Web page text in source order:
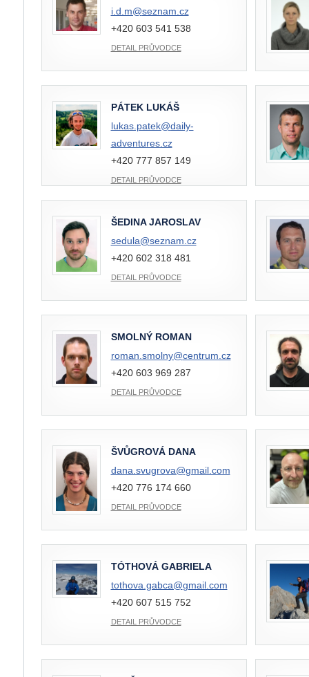
i.d.m@seznam.cz
+420 603 541 538
DETAIL PRŮVODCE
PÁTEK LUKÁŠ
lukas.patek@daily-
adventures.cz
+420 777 857 149
DETAIL PRŮVODCE
ŠEDINA JAROSLAV
sedula@seznam.cz
+420 602 318 481
DETAIL PRŮVODCE
SMOLNÝ ROMAN
roman.smolny@centrum.cz
+420 603 969 287
DETAIL PRŮVODCE
ŠVŮGROVÁ DANA
dana.svugrova@gmail.com
+420 776 174 660
DETAIL PRŮVODCE
TÓTHOVÁ GABRIELA
tothova.gabca@gmail.com
+420 607 515 752
DETAIL PRŮVODCE